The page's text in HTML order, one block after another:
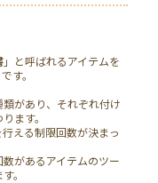
」と呼ばれるアイテムを
す。
があり、それぞれ付け
ます。
える制限回数が決まっ
があるアイテムのツー
。